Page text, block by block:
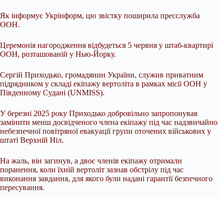
Як інформує Укрінформ, цю звістку поширила пресслужба
ООН.
Церемонія нагородження відбудеться 5 червня у штаб-квартирі
ООН, розташованій у Нью-Йорку.
Сергій Приходько, громадянин України, служив приватним
підрядником у складі екіпажу вертоліта в рамках місії ООН у
Південному Судані (UNMISS).
У березні 2025 року Приходько добровільно запропонував
замінити менш досвідченого члена екіпажу під час надзвичайно
небезпечної повітряної евакуації групи оточених військових у
штаті Верхній Ніл.
На жаль, він загинув, а двоє членів екіпажу отримали
поранення, коли їхній вертоліт зазнав обстрілу під час
виконання завдання, для якого були надані гарантії безпечного
пересування.